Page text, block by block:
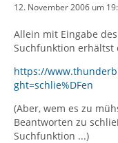
12. November 2006 um
Allein mit Eingabe
Suchfunktion erhältst
https://
ght=schlie%DFen
(Aber, wem es zu
Beantworten zu
Suchfunktion ...)